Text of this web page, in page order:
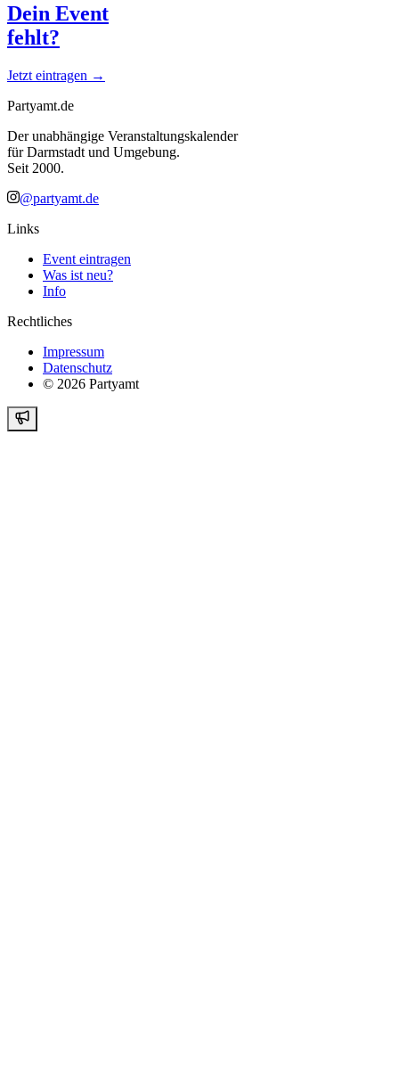
Dein Event
fehlt?
Jetzt eintragen →
Partyamt.de
Der unabhängige Veranstaltungskalender
für Darmstadt und Umgebung.
Seit 2000.
@partyamt.de
Links
Event eintragen
Was ist neu?
Info
Rechtliches
Impressum
Datenschutz
© 2026 Partyamt